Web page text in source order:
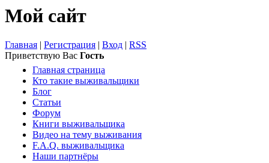
Мой сайт
Главная | Регистрация | Вход | RSS
Приветствую Вас Гость
Главная страница
Кто такие выживальщики
Блог
Статьи
Форум
Книги выживальщика
Видео на тему выживания
F.A.Q. выживальщика
Наши партнёры